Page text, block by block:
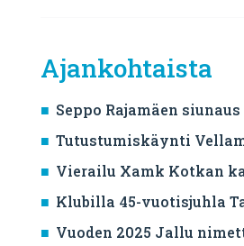
Ajankohtaista
Seppo Rajamäen siunaus
Tutustumiskäynti
Vierailu Xamk Kotkan
Klubilla 45-vuotisjuhla
Vuoden 2025 Jallu